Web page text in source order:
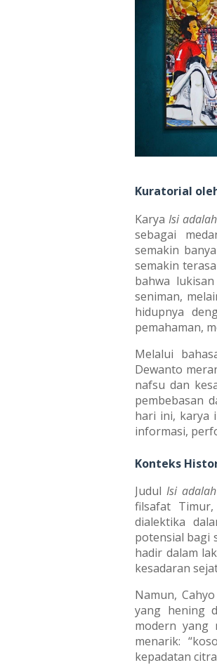
Kuratorial
Karya Isi
sebagai
semakin
semakin
bahwa
seniman,
hidupnya
pemahaman,
Melalui
Dewanto
nafsu dan
pembebasan
hari ini, karya
informasi,
Konteks
Judul Isi
filsafat
dialektika
potensial bagi
hadir dalam
kesadaran
Namun,
yang hening
modern yang
menarik:
kepadatan